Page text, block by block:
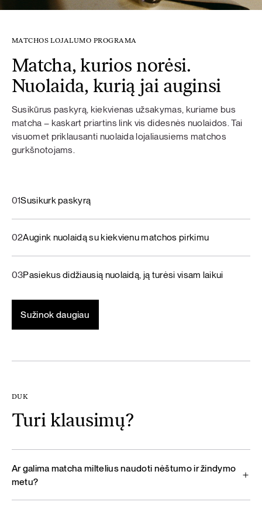
MATCHOS LOJALUMO PROGRAMA
Matcha, kurios norėsi.
Nuolaida, kurią jai auginsi
Susikūrus paskyrą, kiekvienas užsakymas, kuriame bus
matcha – kaskart priartins link vis didesnės nuolaidos. Tai
visuomet priklausanti nuolaida lojaliausiems matchos
gurkšnotojams.
01Susikurk paskyrą
02Augink nuolaidą su kiekvienu matchos pirkimu
03Pasiekus didžiausią nuolaidą, ją turėsi visam laikui
Sužinok daugiau
DUK
Turi klausimų?
Ar galima matcha miltelius naudoti nėštumo ir žindymo
metu?